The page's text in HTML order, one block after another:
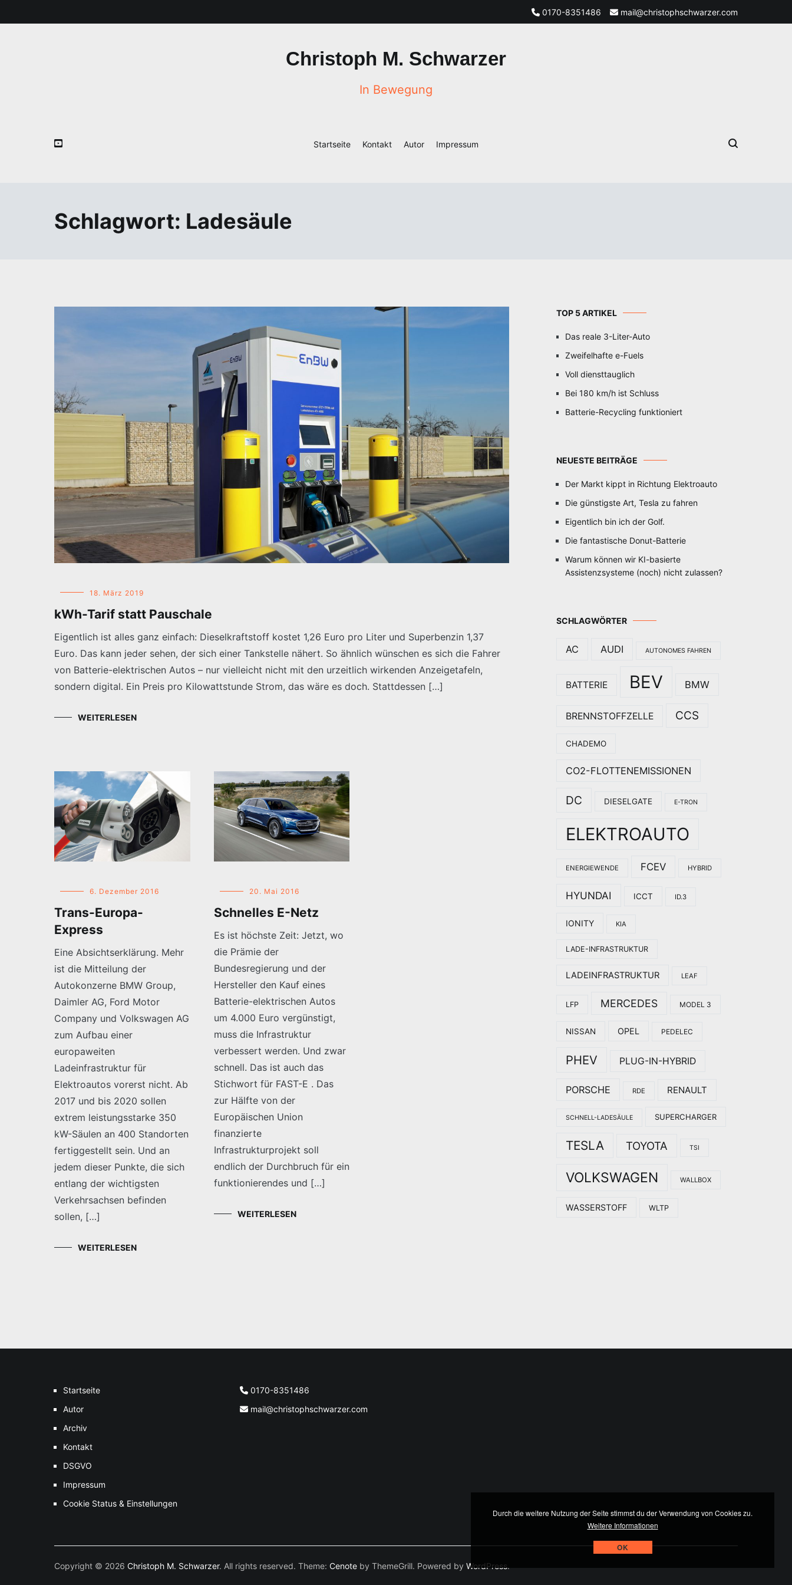
0170-8351486 mail@christophschwarzer.com
Christoph M. Schwarzer
In Bewegung
Startseite Kontakt Autor Impressum
Schlagwort: Ladesäule
18. März 2019
kWh-Tarif statt Pauschale
Eigentlich ist alles ganz einfach: Dieselkraftstoff kostet 1,26 Euro pro Liter und Superbenzin 1,37
Euro. Das kann jeder sehen, der sich einer Tankstelle nähert. So ähnlich wünschen es sich die Fahrer
von Batterie-elektrischen Autos – nur vielleicht nicht mit den urzeitlich wirkenden Anzeigetafeln,
sondern digital. Ein Preis pro Kilowattstunde Strom, das wäre es doch. Stattdessen […]
WEITERLESEN
6. Dezember 2016
Trans-Europa-
Express
Eine Absichtserklärung. Mehr
ist die Mitteilung der
Autokonzerne BMW Group,
Daimler AG, Ford Motor
Company und Volkswagen AG
zum Aufbau einer
europaweiten
Ladeinfrastruktur für
Elektroautos vorerst nicht. Ab
2017 und bis 2020 sollen
extrem leistungsstarke 350
kW-Säulen an 400 Standorten
fertiggestellt sein. Und an
jedem dieser Punkte, die sich
entlang der wichtigsten
Verkehrsachsen befinden
sollen, […]
WEITERLESEN
20. Mai 2016
Schnelles E-Netz
Es ist höchste Zeit: Jetzt, wo
die Prämie der
Bundesregierung und der
Hersteller den Kauf eines
Batterie-elektrischen Autos
um 4.000 Euro vergünstigt,
muss die Infrastruktur
verbessert werden. Und zwar
schnell. Das ist auch das
Stichwort für FAST-E . Das
zur Hälfte von der
Europäischen Union
finanzierte
Infrastrukturprojekt soll
endlich der Durchbruch für ein
funktionierendes und […]
WEITERLESEN
TOP 5 ARTIKEL
Das reale 3-Liter-Auto
Zweifelhafte e-Fuels
Voll diensttauglich
Bei 180 km/h ist Schluss
Batterie-Recycling funktioniert
NEUESTE BEITRÄGE
Der Markt kippt in Richtung Elektroauto
Die günstigste Art, Tesla zu fahren
Eigentlich bin ich der Golf.
Die fantastische Donut-Batterie
Warum können wir KI-basierte
Assistenzsysteme (noch) nicht zulassen?
SCHLAGWÖRTER
AC AUDI AUTONOMES FAHREN
BATTERIE BEV BMW
BRENNSTOFFZELLE CCS
CHADEMO
CO2-FLOTTENEMISSIONEN
DC DIESELGATE E-TRON
ELEKTROAUTO
ENERGIEWENDE FCEV HYBRID
HYUNDAI ICCT ID.3
IONITY KIA
LADE-INFRASTRUKTUR
LADEINFRASTRUKTUR LEAF
LFP MERCEDES MODEL 3
NISSAN OPEL PEDELEC
PHEV PLUG-IN-HYBRID
PORSCHE RDE RENAULT
SCHNELL-LADESÄULE SUPERCHARGER
TESLA TOYOTA TSI
VOLKSWAGEN WALLBOX
WASSERSTOFF WLTP
Startseite
Autor
Archiv
Kontakt
DSGVO
Impressum
Cookie Status & Einstellungen
0170-8351486
mail@christophschwarzer.com
Copyright © 2026 Christoph M. Schwarzer. All rights reserved. Theme: Cenote by ThemeGrill. Powered by WordPress.
Durch die weitere Nutzung der Seite stimmst du der Verwendung von Cookies zu.
Weitere Informationen
OK